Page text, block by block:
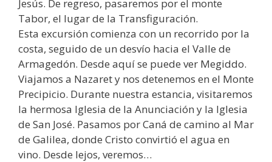
Jesús. De regreso, pasaremos por el monte
Tabor, el lugar de la Transfiguración.
Esta excursión comienza con un recorrido por la
costa, seguido de un desvío hacia el Valle de
Armagedón. Desde aquí se puede ver Megiddo.
Viajamos a Nazaret y nos detenemos en el Monte
Precipicio. Durante nuestra estancia, visitaremos
la hermosa Iglesia de la Anunciación y la Iglesia
de San José. Pasamos por Caná de camino al Mar
de Galilea, donde Cristo convirtió el agua en
vino. Desde lejos, veremos…